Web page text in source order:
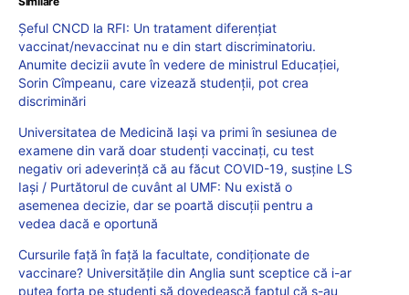
Șeful CNCD la RFI: Un tratament diferențiat
vaccinat/nevaccinat nu e din start discriminatoriu.
Anumite decizii avute în vedere de ministrul Educației,
Sorin Cîmpeanu, care vizează studenții, pot crea
discriminări
Universitatea de Medicină Iași va primi în sesiunea de
examene din vară doar studenți vaccinați, cu test
negativ ori adeverință că au făcut COVID-19, susține LS
Iași / Purtătorul de cuvânt al UMF: Nu există o
asemenea decizie, dar se poartă discuții pentru a
vedea dacă e oportună
Cursurile față în față la facultate, condiționate de
vaccinare? Universitățile din Anglia sunt sceptice că i-ar
putea forța pe studenți să dovedească faptul că s-au